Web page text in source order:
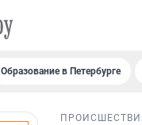
Образование в Петербурге